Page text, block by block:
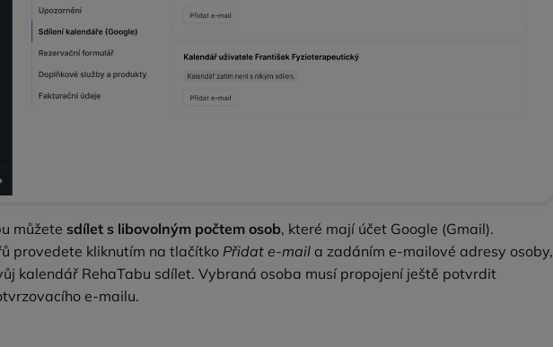
můžete sdílet s libovolným počtem osob, které mají účet Google (Gmail).
provedete kliknutím na tlačítko Přidat e‑mail a zadáním e‑mailové adresy osoby,
kalendář RehaTabu sdílet. Vybraná osoba musí propojení ještě potvrdit
e‑mailu.